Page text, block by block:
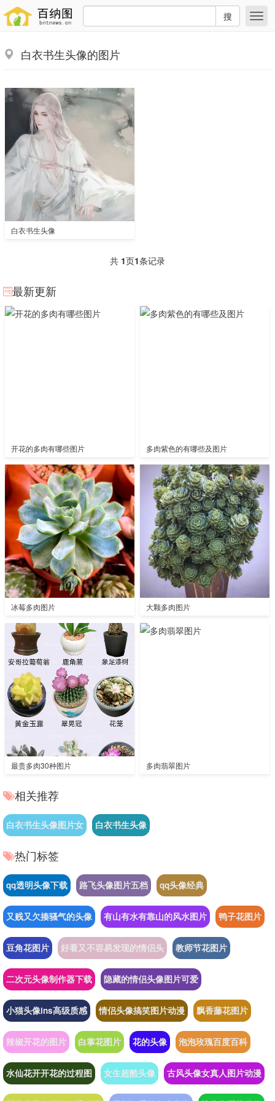
搜
白衣书生头像的图片
白衣书生头像
共 1页1条记录
最新更新
开花的多肉有哪些图片 多肉紫色的有哪些及图片
冰莓多肉图片 大颗多肉图片
最贵多肉30种图片 多肉翡翠图片
相关推荐
白衣书生头像图片女 白衣书生头像
热门标签
qq透明头像下载 路飞头像图片五档 qq头像经典
又贱又欠揍骚气的头像 有山有水有靠山的风水图片 鸭子花图片
豆角花图片 好看又不容易发现的情侣头 教师节花图片
二次元头像制作器下载 隐藏的情侣头像图片可爱
小猫头像ins高级质感 情侣头像搞笑图片动漫 飘香藤花图片
辣椒开花的图片 白掌花图片 花的头像 泡泡玫瑰百度百科
水仙花开开花的过程图 女生超酷头像 古风头像女真人图片动漫